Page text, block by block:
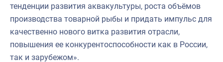
тенденции развития аквакультуры, роста объёмов
производства товарной рыбы и придать импульс для
качественно нового витка развития отрасли,
повышения ее конкурентоспособности как в России,
так и зарубежом».